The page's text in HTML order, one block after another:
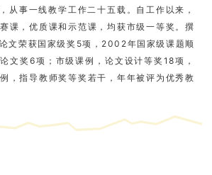
从事一线教学工作二十五载。自工作以来，
课，优质课和示范课，均获市级一等奖。撰
文荣获国家级奖5项，2002年国家级课题顺
文奖6项；市级课例，论文设计等奖18项，
，指导教师奖等奖若干，年年被评为优秀教